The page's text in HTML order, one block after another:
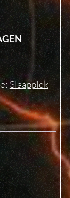
Slaapplek